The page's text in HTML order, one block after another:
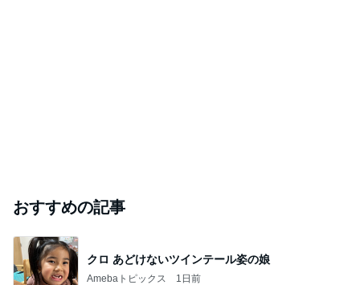
おすすめの記事
クロ あどけないツインテール姿の娘
Amebaトピックス 1日前